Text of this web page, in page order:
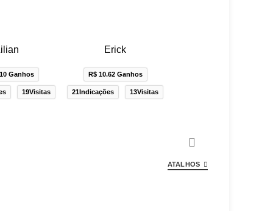
Ganhos
19Visitas
Erick
R$ 10.62 Ganhos
21Indicações 13Visitas
ATALHOS